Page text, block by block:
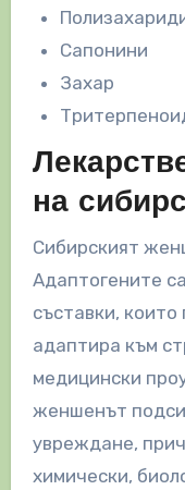
Сапонини
Захар
на
Сибирският
Адаптогените
съставки,
адаптира към
медицински
женшенът
увреждане,
химически,